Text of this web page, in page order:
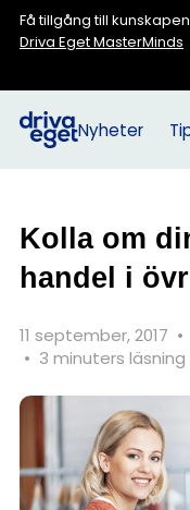
Få tillgång till
Driva Eget MasterMinds
Nyheter
Kolla om
handel i
11 september, 2017 •
• 3 minuters läsning